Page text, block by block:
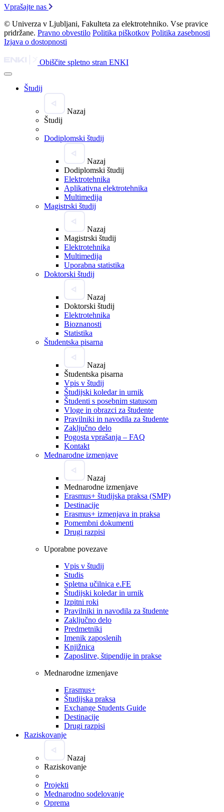
Vprašajte nas
© Univerza v Ljubljani, Fakulteta za elektrotehniko. Vse pravice
pridržane. Pravno obvestilo Politika piškotkov Politika zasebnosti
Izjava o dostopnosti
Obiščite spletno stran ENKI
Študij
Nazaj
Študij
Dodiplomski študij
Nazaj
Dodiplomski študij
Elektrotehnika
Aplikativna elektrotehnika
Multimedija
Magistrski študij
Nazaj
Magistrski študij
Elektrotehnika
Multimedija
Uporabna statistika
Doktorski študij
Nazaj
Doktorski študij
Elektrotehnika
Bioznanosti
Statistika
Študentska pisarna
Nazaj
Študentska pisarna
Vpis v študij
Študijski koledar in urnik
Študenti s posebnim statusom
Vloge in obrazci za študente
Pravilniki in navodila za študente
Zaključno delo
Pogosta vprašanja – FAQ
Kontakt
Mednarodne izmenjave
Nazaj
Mednarodne izmenjave
Erasmus+ študijska praksa (SMP)
Destinacije
Erasmus+ izmenjava in praksa
Pomembni dokumenti
Drugi razpisi
Uporabne povezave
Vpis v študij
Studis
Spletna učilnica e.FE
Študijski koledar in urnik
Izpitni roki
Pravilniki in navodila za študente
Zaključno delo
Predmetniki
Imenik zaposlenih
Knjižnica
Zaposlitve, štipendije in prakse
Mednarodne izmenjave
Erasmus+
Študijska praksa
Exchange Students Guide
Destinacije
Drugi razpisi
Raziskovanje
Nazaj
Raziskovanje
Projekti
Mednarodno sodelovanje
Oprema